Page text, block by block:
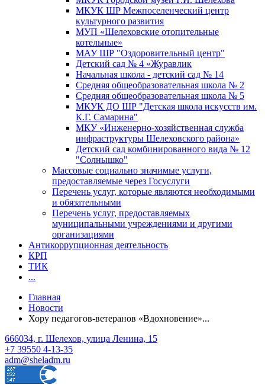
МКУК ШР Межпоселенческий центр
культурного развития
МУП «Шелеховские отопительные
котельные»
МАУ ШР "Оздоровительный центр"
Детский сад № 4 «Журавлик
Начальная школа - детский сад № 14
Средняя общеобразовательная школа № 2
Средняя общеобразовательная школа № 5
МКУК ДО ШР "Детская школа искусств им.
К.Г. Самарина"
МКУ «Инженерно-хозяйственная служба
инфраструктуры Шелеховского района»
Детский сад комбинированного вида № 12
"Солнышко"
Массовые социально значимые услуги,
предоставляемые через Госуслуги
Перечень услуг, которые являются необходимыми
и обязательными
Перечень услуг, предоставляемых
муниципальными учреждениями и другими
организациями
Антикоррупционная деятельность
КРП
ТИК
...
Главная
Новости
Хору педагогов-ветеранов «Вдохновение»...
666034, г. Шелехов, улица Ленина, 15
+7 39550 4-13-35
adm@sheladm.ru